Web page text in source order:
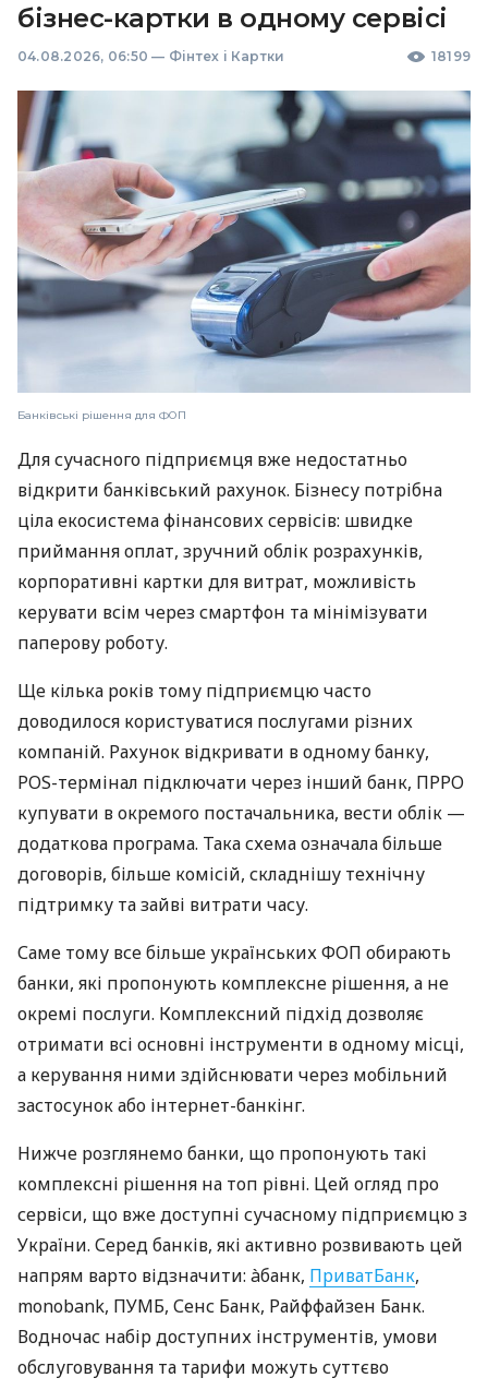
бізнес-картки в одному сервісі
04.08.2026, 06:50 — Фінтех і Картки 18199
Банківські рішення для ФОП
Для сучасного підприємця вже недостатньо
відкрити банківський рахунок. Бізнесу потрібна
ціла екосистема фінансових сервісів: швидке
приймання оплат, зручний облік розрахунків,
корпоративні картки для витрат, можливість
керувати всім через смартфон та мінімізувати
паперову роботу.
Ще кілька років тому підприємцю часто
доводилося користуватися послугами різних
компаній. Рахунок відкривати в одному банку,
POS-термінал підключати через інший банк, ПРРО
купувати в окремого постачальника, вести облік —
додаткова програма. Така схема означала більше
договорів, більше комісій, складнішу технічну
підтримку та зайві витрати часу.
Саме тому все більше українських ФОП обирають
банки, які пропонують комплексне рішення, а не
окремі послуги. Комплексний підхід дозволяє
отримати всі основні інструменти в одному місці,
а керування ними здійснювати через мобільний
застосунок або інтернет-банкінг.
Нижче розглянемо банки, що пропонують такі
комплексні рішення на топ рівні. Цей огляд про
сервіси, що вже доступні сучасному підприємцю з
України. Серед банків, які активно розвивають цей
напрям варто відзначити: àбанк, ПриватБанк,
monobank, ПУМБ, Сенс Банк, Райффайзен Банк.
Водночас набір доступних інструментів, умови
обслуговування та тарифи можуть суттєво